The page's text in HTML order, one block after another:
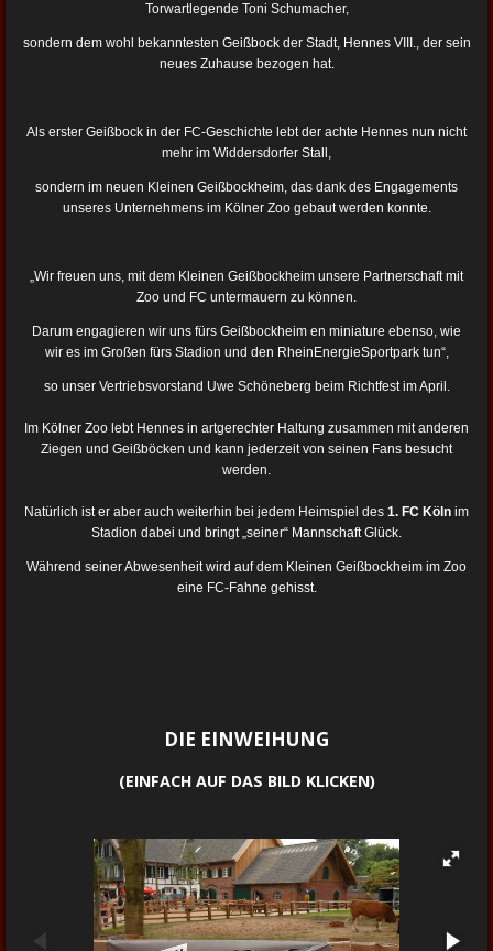
Torwartlegende Toni Schumacher,
sondern dem wohl bekanntesten Geißbock der Stadt, Hennes VIII., der sein
neues Zuhause bezogen hat.
Als erster Geißbock in der FC-Geschichte lebt der achte Hennes nun nicht
mehr im Widdersdorfer Stall,
sondern im neuen Kleinen Geißbockheim, das dank des Engagements
unseres Unternehmens im Kölner Zoo gebaut werden konnte.
„Wir freuen uns, mit dem Kleinen Geißbockheim unsere Partnerschaft mit
Zoo und FC untermauern zu können.
Darum engagieren wir uns fürs Geißbockheim en miniature ebenso, wie
wir es im Großen fürs Stadion und den RheinEnergieSportpark tun“,
so unser Vertriebsvorstand Uwe Schöneberg beim Richtfest im April.
Im Kölner Zoo lebt Hennes in artgerechter Haltung zusammen mit anderen
Ziegen und Geißböcken und kann jederzeit von seinen Fans besucht
werden.
Natürlich ist er aber auch weiterhin bei jedem Heimspiel des 1. FC Köln im
Stadion dabei und bringt „seiner“ Mannschaft Glück.
Während seiner Abwesenheit wird auf dem Kleinen Geißbockheim im Zoo
eine FC-Fahne gehisst.
DIE EINWEIHUNG
(EINFACH AUF DAS BILD KLICKEN)